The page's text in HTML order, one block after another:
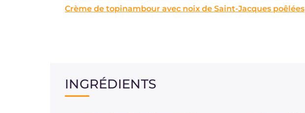
Crème de topinambour avec noix de Saint-Jacques poêlées
INGRÉDIENTS